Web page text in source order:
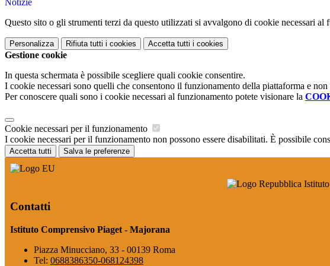
Questo sito o gli strumenti terzi da questo utilizzati si avvalgono di cookie necessari
Personalizza Rifiuta tutti i cookies Accetta tutti i cookies
Gestione cookie
In questa schermata è possibile scegliere quali cookie consentire.
I cookie necessari sono quelli che consentono il funzionamento della piattaforma e
Per conoscere quali sono i cookie necessari al funzionamento potete visionare la
Cookie necessari per il funzionamento
I cookie necessari per il funzionamento non possono essere disabilitati. È possibile
Accetta tutti Salva le preferenze
Contatti
Istituto Comprensivo Piaget - Majorana
Piazza Minucciano, 33 - 00139 Roma
Tel: 0688386350-068124398